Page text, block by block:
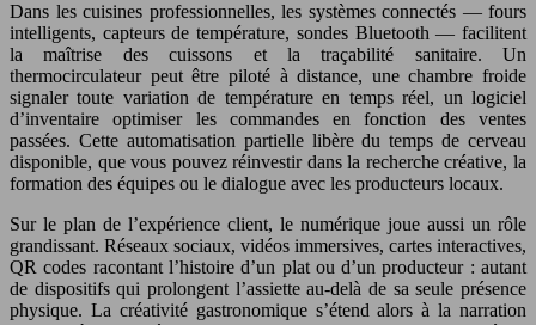
Dans les cuisines professionnelles, les systèmes connectés — fours
intelligents, capteurs de température, sondes Bluetooth — facilitent
la maîtrise des cuissons et la traçabilité sanitaire. Un
thermocirculateur peut être piloté à distance, une chambre froide
signaler toute variation de température en temps réel, un logiciel
d’inventaire optimiser les commandes en fonction des ventes
passées. Cette automatisation partielle libère du temps de cerveau
disponible, que vous pouvez réinvestir dans la recherche créative, la
formation des équipes ou le dialogue avec les producteurs locaux.
Sur le plan de l’expérience client, le numérique joue aussi un rôle
grandissant. Réseaux sociaux, vidéos immersives, cartes interactives,
QR codes racontant l’histoire d’un plat ou d’un producteur : autant
de dispositifs qui prolongent l’assiette au-delà de sa seule présence
physique. La créativité gastronomique s’étend alors à la narration